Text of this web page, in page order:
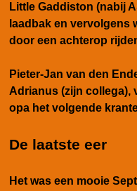
Little Gaddiston (nabij
laadbak en vervolgens
door een achterop
Pieter-Jan van den
Adrianus (zijn collega),
opa het volgende
De laatste eer
Het was een mooie